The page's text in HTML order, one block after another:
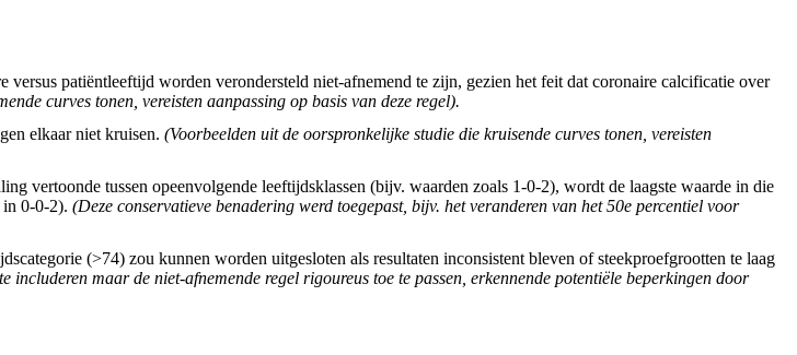
versus patiëntleeftijd worden verondersteld niet-afnemend te zijn, gezien het feit dat coronaire calcificatie over
curves tonen, vereisten aanpassing op basis van deze regel).
elkaar niet kruisen. (Voorbeelden uit de oorspronkelijke studie die kruisende curves tonen, vereisten
vertoonde tussen opeenvolgende leeftijdsklassen (bijv. waarden zoals 1-0-2), wordt de laagste waarde in die
in 0-0-2). (Deze conservatieve benadering werd toegepast, bijv. het veranderen van het 50e percentiel voor
(>74) zou kunnen worden uitgesloten als resultaten inconsistent bleven of steekproefgrootten te laag
maar de niet-afnemende regel rigoureus toe te passen, erkennende potentiële beperkingen door